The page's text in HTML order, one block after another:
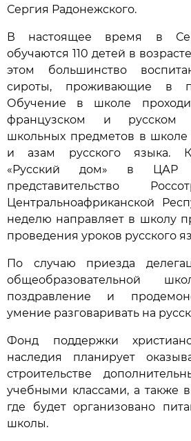
Сергия Радонежского.
В настоящее время в
обучаются 110 детей в
этом большинство
сироты, проживающие в
Обучение в школе
французском и русском
школьных предметов в школе
и азам русского языка.
«Русский дом» в
представительство
Центральноафриканской
неделю направляет в школу
проведения уроков русского
По случаю приезда
общеобразовательной
поздравление и
умение разговаривать на
Фонд поддержки
наследия планирует
строительстве
учебными классами, а также в
где будет организовано
школы.